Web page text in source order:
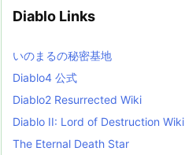
e
i
s
t
Diablo Links
いのまるの秘密基地
Diablo4 公式
Diablo2 Resurrected Wiki
Diablo II: Lord of Destruction Wiki
The Eternal Death Star